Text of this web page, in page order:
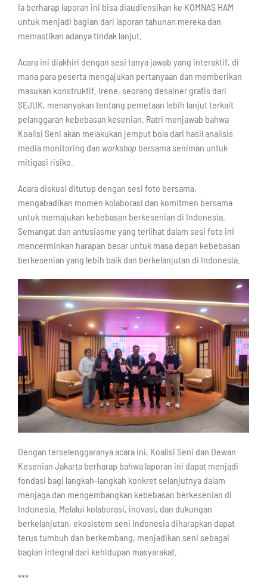
Ia berharap laporan ini bisa diaudiensikan ke KOMNAS HAM
untuk menjadi bagian dari laporan tahunan mereka dan
memastikan adanya tindak lanjut.
Acara ini diakhiri dengan sesi tanya jawab yang interaktif, di
mana para peserta mengajukan pertanyaan dan memberikan
masukan konstruktif. Irene, seorang desainer grafis dari
SEJUK, menanyakan tentang pemetaan lebih lanjut terkait
pelanggaran kebebasan kesenian. Ratri menjawab bahwa
Koalisi Seni akan melakukan jemput bola dari hasil analisis
media monitoring dan workshop bersama seniman untuk
mitigasi risiko.
Acara diskusi ditutup dengan sesi foto bersama,
mengabadikan momen kolaborasi dan komitmen bersama
untuk memajukan kebebasan berkesenian di Indonesia.
Semangat dan antusiasme yang terlihat dalam sesi foto ini
mencerminkan harapan besar untuk masa depan kebebasan
berkesenian yang lebih baik dan berkelanjutan di Indonesia.
Dengan terselenggaranya acara ini, Koalisi Seni dan Dewan
Kesenian Jakarta berharap bahwa laporan ini dapat menjadi
fondasi bagi langkah-langkah konkret selanjutnya dalam
menjaga dan mengembangkan kebebasan berkesenian di
Indonesia. Melalui kolaborasi, inovasi, dan dukungan
berkelanjutan, ekosistem seni Indonesia diharapkan dapat
terus tumbuh dan berkembang, menjadikan seni sebagai
bagian integral dari kehidupan masyarakat.
***